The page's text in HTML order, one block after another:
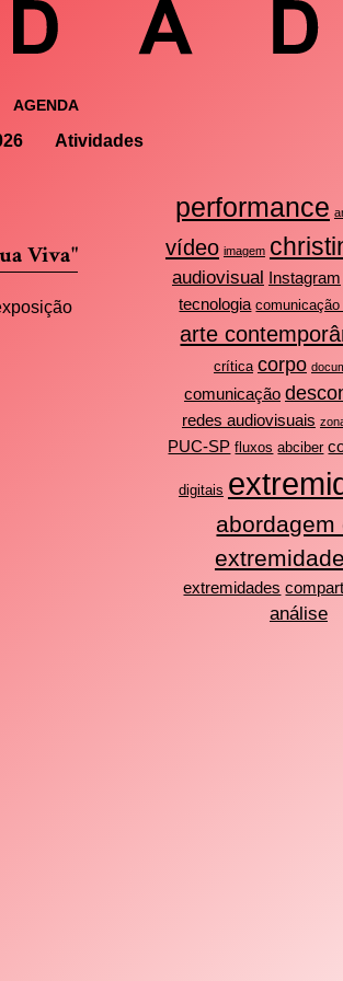
AGENDA
Atividades
Viva"
performance
vídeo imagem
audiovisual Instagram
tecnologia
arte
crítica corpo
comunicação
redes audiovisuais
PUC-SP fluxos abciber
digitais
abordagem
extremidades
análise